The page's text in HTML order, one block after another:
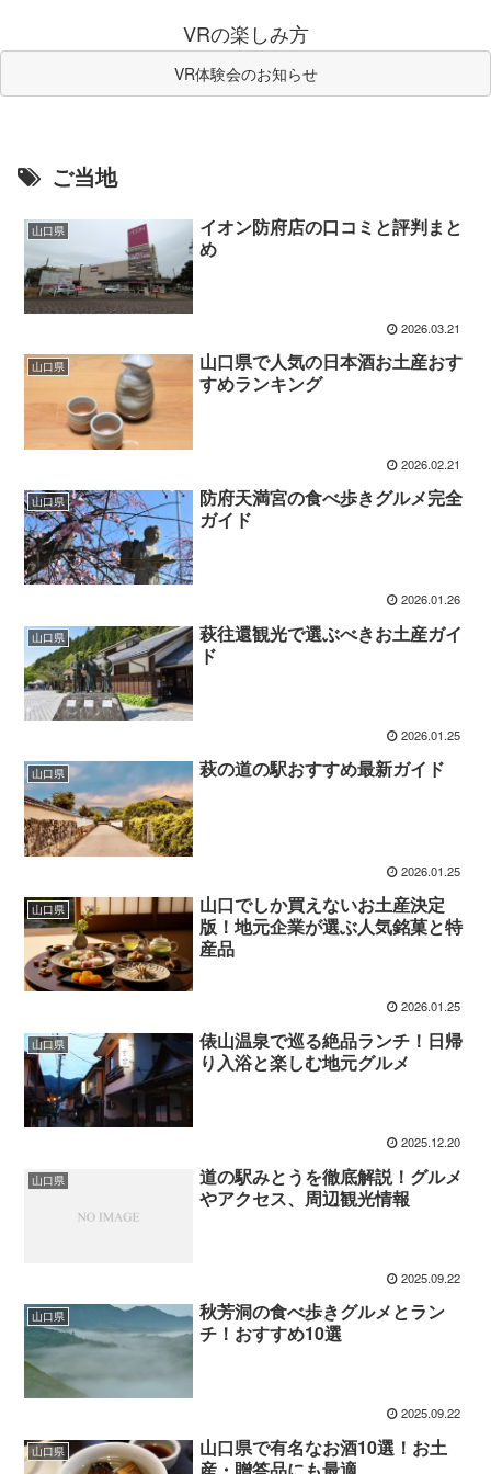
VRの楽しみ方
VR体験会のお知らせ
ご当地
山口県
イオン防府店の口コミと評判まと
め
2026.03.21
山口県
山口県で人気の日本酒お土産おす
すめランキング
2026.02.21
山口県
防府天満宮の食べ歩きグルメ完全
ガイド
2026.01.26
山口県
萩往還観光で選ぶべきお土産ガイ
ド
2026.01.25
山口県 萩の道の駅おすすめ最新ガイド
2026.01.25
山口県
山口でしか買えないお土産決定
版！地元企業が選ぶ人気銘菓と特
産品
2026.01.25
山口県
俵山温泉で巡る絶品ランチ！日帰
り入浴と楽しむ地元グルメ
2025.12.20
山口県
道の駅みとうを徹底解説！グルメ
やアクセス、周辺観光情報
2025.09.22
山口県
秋芳洞の食べ歩きグルメとラン
チ！おすすめ10選
2025.09.22
山口県
山口県で有名なお酒10選！お土